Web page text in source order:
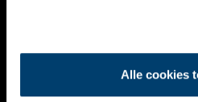
Alle cookies
ACTIVITEITEN